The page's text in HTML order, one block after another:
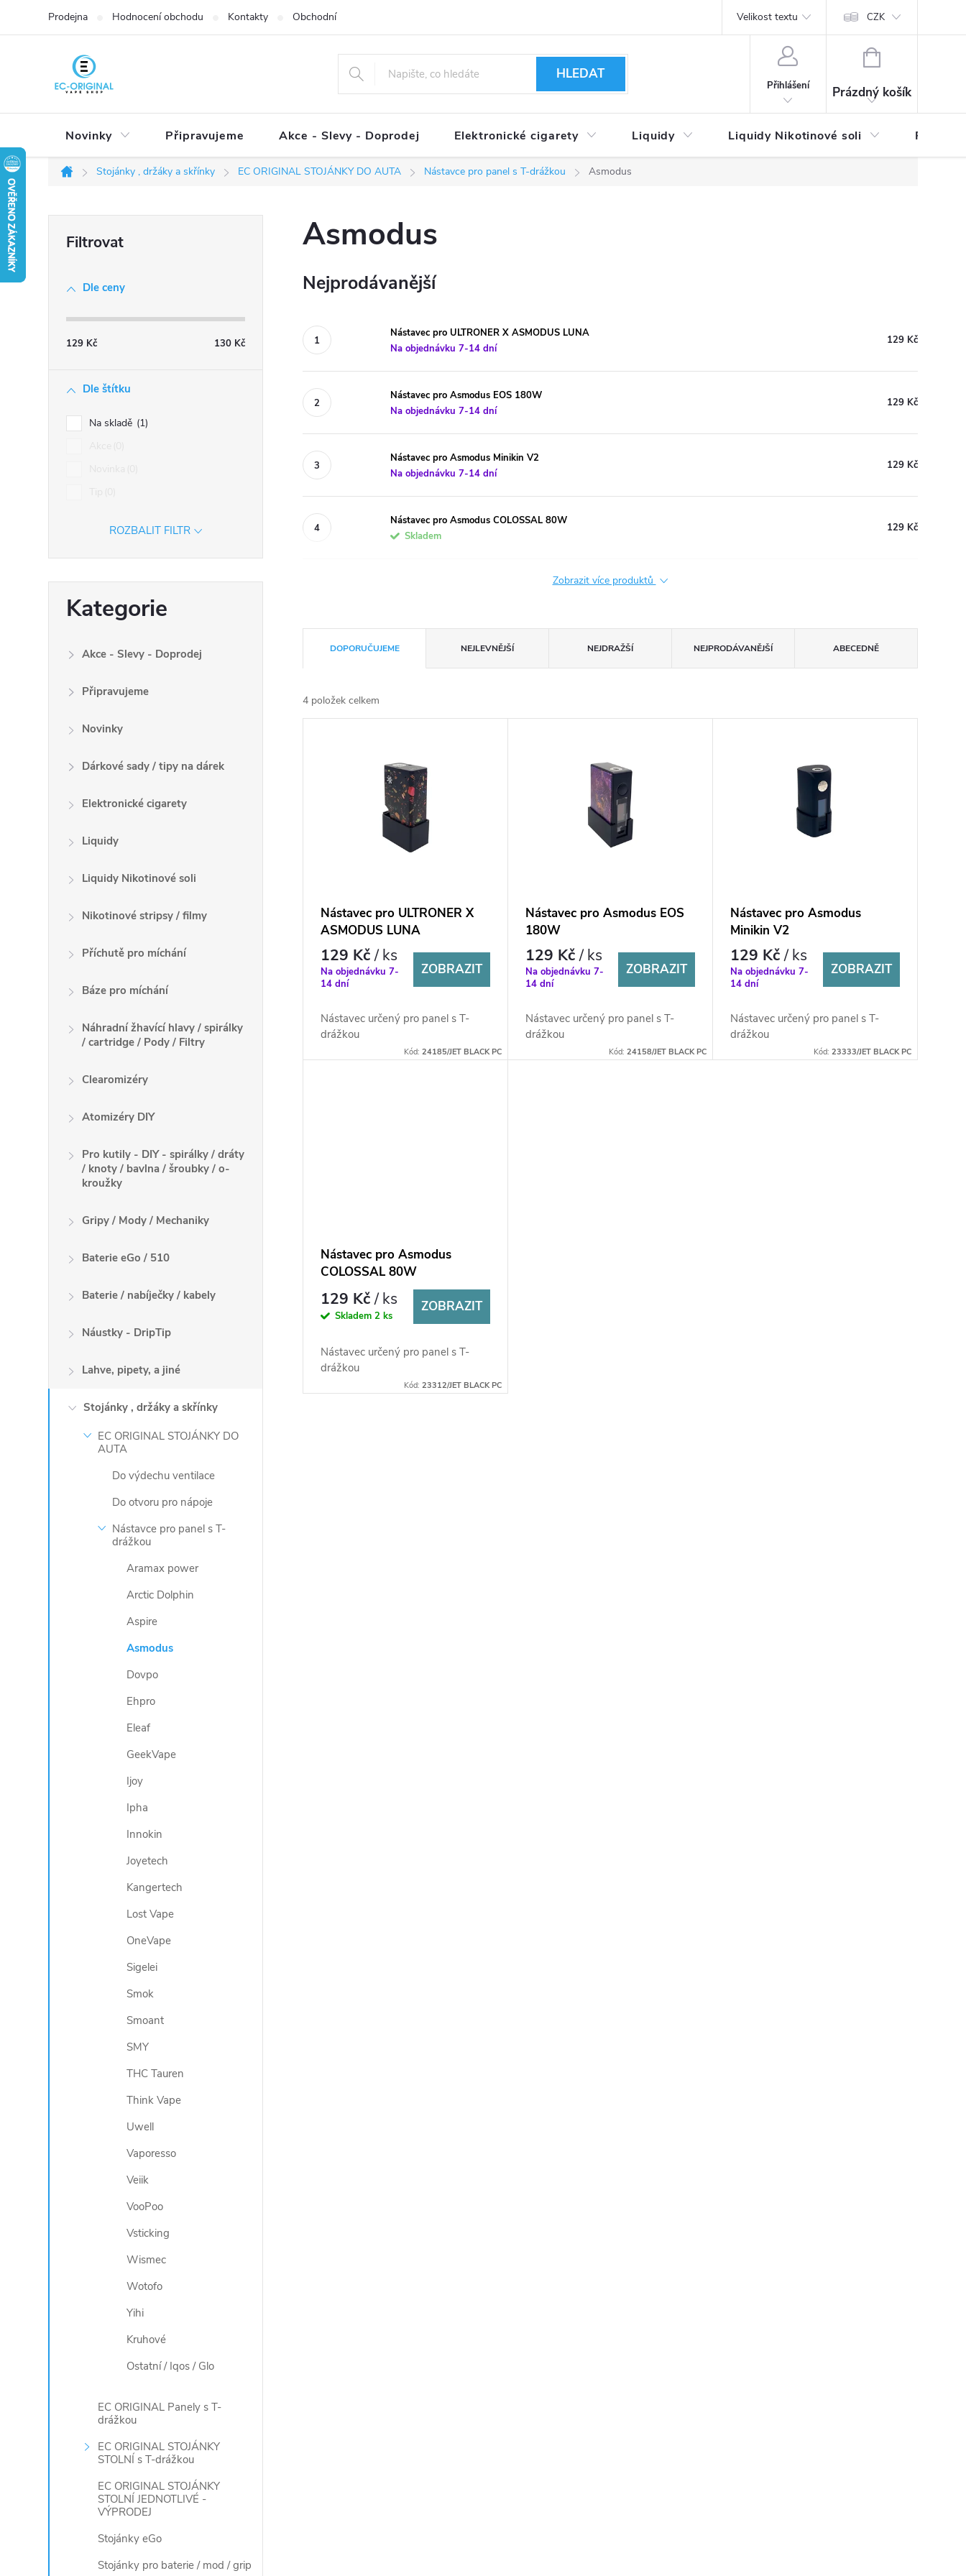
Prodejna Hodnocení obchodu Kontakty Obchodní podmínky Reklamační řád Vrácení zboží a reklamace
Velikost textu CZK
HLEDAT
Přihlášení
NÁKUPNÍ
Prázdný košík
Novinky Připravujeme Akce - Slevy - Doprodej Elektronické cigarety Liquidy Liquidy Nikotinové soli
Domů
Stojánky , držáky a skřínky EC ORIGINAL STOJÁNKY DO AUTA Nástavce pro panel s T-drážkou Asmodus
Dle ceny
129 Kč 130 Kč
Dle štítku
Na skladě 1
ROZBALIT FILTR
kategorie
Kategorie
Akce - Slevy - Doprodej
Připravujeme
Novinky
Dárkové sady / tipy na dárek
Elektronické cigarety
Liquidy
Liquidy Nikotinové soli
Nikotinové stripsy / filmy
Příchutě pro míchání
Báze pro míchání
Náhradní žhavící hlavy / spirálky
/ cartridge / Pody / Filtry
Clearomizéry
Atomizéry DIY
Pro kutily - DIY - spirálky / dráty
/ knoty / bavlna / šroubky / o-
kroužky
Gripy / Mody / Mechaniky
Baterie eGo / 510
Baterie / nabíječky / kabely
Náustky - DripTip
Lahve, pipety, a jiné
Stojánky , držáky a skřínky
EC ORIGINAL STOJÁNKY DO
AUTA
Do výdechu ventilace
Do otvoru pro nápoje
Nástavce pro panel s T-
drážkou
Aramax power
Arctic Dolphin
Aspire
Asmodus
Dovpo
Ehpro
Eleaf
GeekVape
Ijoy
Ipha
Innokin
Joyetech
Kangertech
Lost Vape
OneVape
Sigelei
Smok
Smoant
SMY
THC Tauren
Think Vape
Uwell
Vaporesso
Veiik
VooPoo
Vsticking
Wismec
Wotofo
Yihi
Kruhové
Ostatní / Iqos / Glo
EC ORIGINAL Panely s T-
drážkou
EC ORIGINAL STOJÁNKY
STOLNÍ s T-drážkou
EC ORIGINAL STOJÁNKY
STOLNÍ JEDNOTLIVÉ -
VÝPRODEJ
Stojánky eGo
Stojánky pro baterie / mod / grip
Asmodus
Nejprodávanější
Nástavec pro ULTRONER X ASMODUS LUNA
Na objednávku 7-14 dní
129 Kč
Nástavec pro Asmodus EOS 180W
Na objednávku 7-14 dní
129 Kč
Nástavec pro Asmodus Minikin V2
Na objednávku 7-14 dní
129 Kč
Nástavec pro Asmodus COLOSSAL 80W
Skladem
129 Kč
Zobrazit více produktů
e
n
DOPORUČUJEME NEJLEVNĚJŠÍ NEJDRAŽŠÍ NEJPRODÁVANĚJŠÍ ABECEDNĚ
4 položek celkem
Nástavec pro ULTRONER X
ASMODUS LUNA
129 Kč/ ks
Na objednávku 7-
14 dní
ZOBRAZIT
Nástavec určený pro panel s T-
drážkou
Kód:24185/JET BLACK PC
Nástavec pro Asmodus EOS
180W
129 Kč/ ks
Na objednávku 7-
14 dní
ZOBRAZIT
Nástavec určený pro panel s T-
drážkou
Kód: 24158/JET BLACK PC
Nástavec pro Asmodus
Minikin V2
129 Kč/ ks
Na objednávku 7-
14 dní
ZOBRAZIT
Nástavec určený pro panel s T-
drážkou
Kód: 23333/JET BLACK PC
Nástavec pro Asmodus
COLOSSAL 80W
129 Kč/ ks
Skladem2 ks
ZOBRAZIT
Nástavec určený pro panel s T-
drážkou
Kód:23312/JET BLACK PC